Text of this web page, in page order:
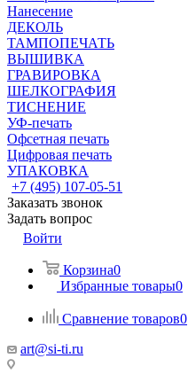
Нанесение
ДЕКОЛЬ
ТАМПОПЕЧАТЬ
ВЫШИВКА
ГРАВИРОВКА
ШЕЛКОГРАФИЯ
ТИСНЕНИЕ
УФ-печать
Офсетная печать
Цифровая печать
УПАКОВКА
+7 (495) 107-05-51
Заказать звонок
Задать вопрос
Войти
Корзина0
Избранные товары0
Сравнение товаров0
art@si-ti.ru